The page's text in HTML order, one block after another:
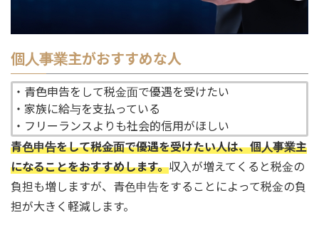
個人事業主がおすすめな人
・青色申告をして税金面で優遇を受けたい
・家族に給与を支払っている
・フリーランスよりも社会的信用がほしい
青色申告をして税金面で優遇を受けたい人は、個人事業主
になることをおすすめします。収入が増えてくると税金の
負担も増しますが、青色申告をすることによって税金の負
担が大きく軽減します。